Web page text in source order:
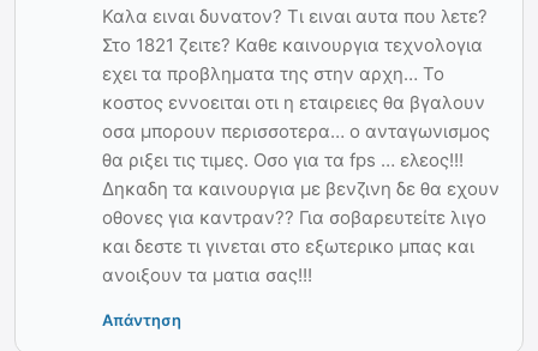
Καλα ειναι δυνατον? Τι ειναι αυτα που λετε?
Στο 1821 ζειτε? Καθε καινουργια τεχνολογια
εχει τα προβληματα της στην αρχη… Το
κοστος εννοειται οτι η εταιρειες θα βγαλουν
οσα μπορουν περισσοτερα… ο ανταγωνισμος
θα ριξει τις τιμες. Οσο για τα fps … ελεος!!!
Δηκαδη τα καινουργια με βενζινη δε θα εχουν
οθονες για καντραν?? Για σοβαρευτείτε λιγο
και δεστε τι γινεται στο εξωτερικο μπας και
ανοιξουν τα ματια σας!!!
Απάντηση